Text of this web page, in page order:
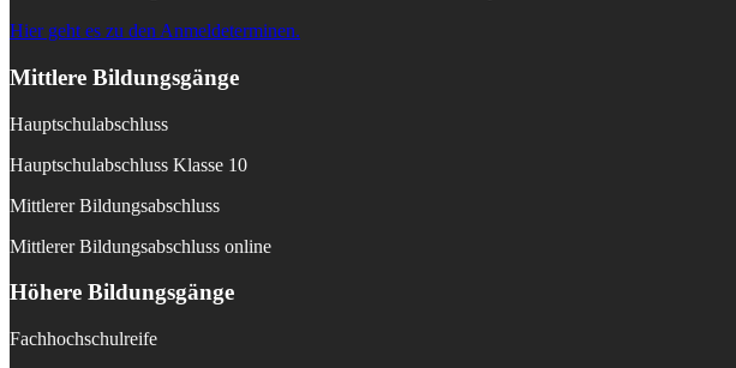
Hier geht es zu den Anmeldeterminen.
Mittlere Bildungsgänge
Hauptschulabschluss
Hauptschulabschluss Klasse 10
Mittlerer Bildungsabschluss
Mittlerer Bildungsabschluss online
Höhere Bildungsgänge
Fachhochschulreife